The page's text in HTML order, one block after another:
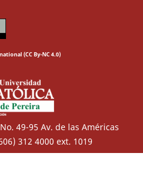
(CC By-NC 4.0)
49-95 Av. de las Américas
312 4000 ext. 1019